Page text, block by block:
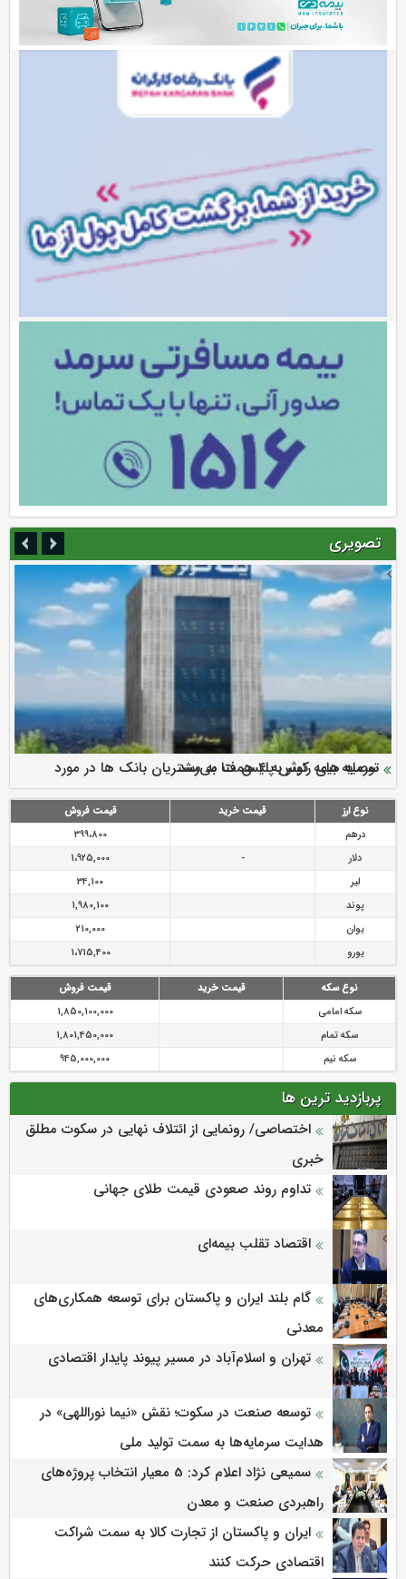
تصویری
ارزش سهام عدالت بالا رفت
سرمایه بیمه کوثر به ۴ همت می‌رسد
نود ثانیه با فولاد سنگان
تقدیر دبیرکل سندیکای بیمه گران ایران از اقدامات مدیرعامل بیمه
رازی
توصیه های رئیس پلیس فتا به مشتریان بانک ها در مورد
پیشگیری از سرقت های مجازی
نوع ارز قیمت خرید
قیمت فروش
درهم
399،800
دلار
-
1،925,000
لیر
34,100
پوند
1,980,100
یوان
210,000
یورو
1،715,400
نوع سکه قیمت خرید
قیمت فروش
سکه امامی
1,850,100,000
سکه تمام
1,801,450,000
سکه نیم
945,000,000
پربازدید ترین ها
اختصاصی/ رونمایی از ائتلاف‌ نهایی در سکوت مطلق
خبری
تداوم روند صعودی قیمت طلای جهانی
اقتصاد تقلب بیمه‌ای
گام بلند ایران و پاکستان برای توسعه همکاری‌های
معدنی
تهران و اسلام‌آباد در مسیر پیوند پایدار اقتصادی
توسعه صنعت در سکوت؛ نقش «نیما نوراللهی» در
هدایت سرمایه‌ها به سمت تولید ملی
سمیعی‌ نژاد اعلام کرد: 5 معیار انتخاب پروژه‌های
راهبردی صنعت و معدن
ایران و پاکستان از تجارت کالا به سمت شراکت
اقتصادی حرکت کنند